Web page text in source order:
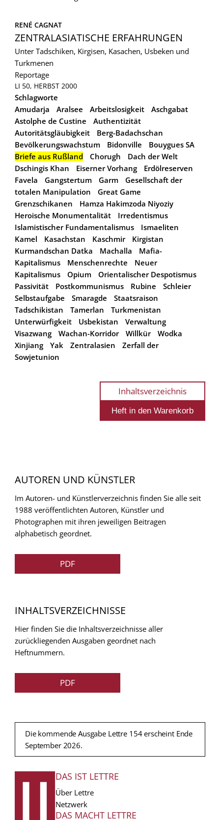
RENÉ CAGNAT
ZENTRALASIATISCHE ERFAHRUNGEN
Unter Tadschiken, Kirgisen, Kasachen, Usbeken und
Turkmenen
Reportage
LI 50, HERBST 2000
Schlagworte
Amudarja
Aralsee Arbeitslosigkeit
Aschgabat
Astolphe de Custine
Authentizität
Autoritätsgläubigkeit
Berg-Badachschan
Bevölkerungswachstum
Bidonville
Bouygues SA
Briefe aus Rußland
Chorugh
Dach der Welt
Dschingis Khan
Eiserner Vorhang
Erdölreserven
Favela
Gangstertum Garm
Gesellschaft der
totalen Manipulation
Great Game
Grenzschikanen
Hamza Hakimzoda Niyoziy
Heroische Monumentalität
Irredentismus
Islamistischer Fundamentalismus
Ismaeliten
Kamel
Kasachstan Kaschmir
Kirgistan
Kurmandschan Datka
Machalla
Mafia-
Kapitalismus
Menschenrechte
Neuer
Kapitalismus
Opium
Orientalischer Despotismus
Passivität
Postkommunismus Rubine
Schleier
Selbstaufgabe
Smaragde
Staatsraison
Tadschikistan
Tamerlan
Turkmenistan
Unterwürfigkeit
Usbekistan
Verwaltung
Visazwang
Wachan-Korridor Willkür
Wodka
Xinjiang
Yak Zentralasien
Zerfall der
Sowjetunion
Inhaltsverzeichnis
AUTOREN UND KÜNSTLER
Im Autoren- und Künstlerverzeichnis finden Sie alle seit
1988 veröffentlichten Autoren, Künstler und
Photographen mit ihren jeweiligen Beitragen
alphabetisch geordnet.
PDF
INHALTSVERZEICHNISSE
Hier finden Sie die Inhaltsverzeichnisse aller
zurückliegenden Ausgaben geordnet nach
Heftnummern.
PDF
Die kommende Ausgabe Lettre 154 erscheint Ende
September 2026.
FUSSZEILE
DAS IST LETTRE
Über Lettre
Netzwerk
DAS MACHT LETTRE